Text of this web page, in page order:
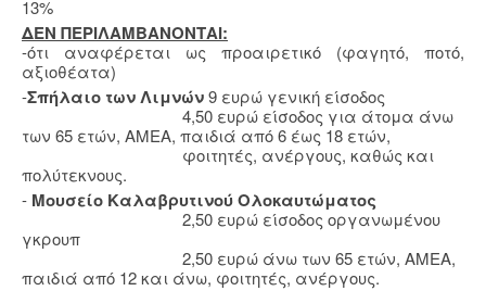
13%
ΔΕΝ ΠΕΡΙΛΑΜΒΑΝΟΝΤΑΙ:
-ότι αναφέρεται ως προαιρετικό (φαγητό, ποτό,
αξιοθέατα)
-Σπήλαιο των Λιμνών9 ευρώ γενική είσοδος
4,50 ευρώ είσοδος για άτομα άνω
των 65 ετών, ΑΜΕΑ, παιδιά από 6 έως 18 ετών,
φοιτητές, ανέργους, καθώς και
πολύτεκνους.
- Μουσείο Καλαβρυτινού Ολοκαυτώματος
2,50 ευρώ είσοδος οργανωμένου
γκρουπ
2,50 ευρώ άνω των 65 ετών, ΑΜΕΑ,
παιδιά από 12 και άνω, φοιτητές, ανέργους.